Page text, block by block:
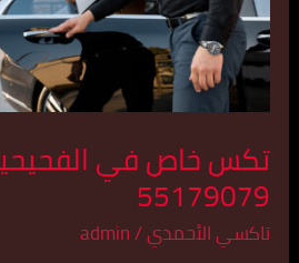
تكس خاص في
55179079
تاكسي الأحمدي/
admin
بنا
55179079